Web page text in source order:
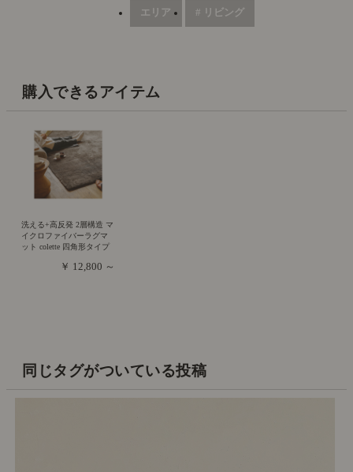
エリア # リビング
購入できるアイテム
洗える+高反発 2層構造 マ
イクロファイバーラグマ
ット colette 四角形タイプ
￥ 12,800 ～
同じタグがついている投稿